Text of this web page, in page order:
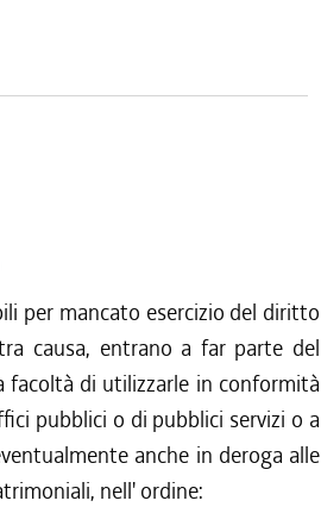
per mancato esercizio del diritto
causa, entrano a far parte del
facoltà di utilizzarle in conformità
pubblici o di pubblici servizi o a
anche in deroga alle
nell' ordine: